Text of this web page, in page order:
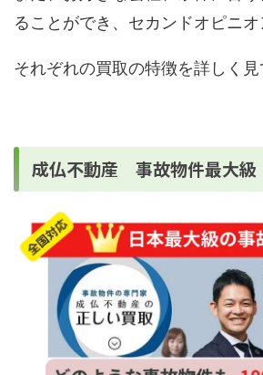
ることができ、セカンドオピニオ
それぞれの買取の特徴を詳しく見
成仏不動産 事故物件最大級